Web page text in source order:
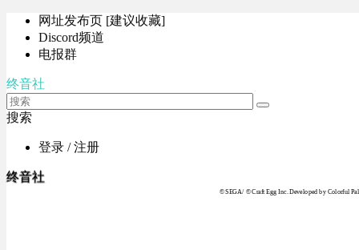
网址发布页 [建议收藏]
Discord频道
电报群
终音社
搜索
登录 / 注册
终音社
© SEGA / © Craft Egg Inc. Developed by Colorful